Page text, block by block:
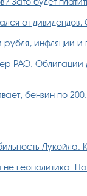
от
рубля, инфляции
РАО. Облигации
бензин по
Лукойла.
геополитика. Но